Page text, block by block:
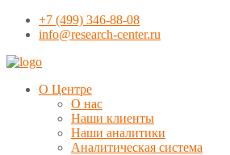
+7 (499) 346-88-08
info@research-center.ru
О Центре
О нас
Наши клиенты
Наши аналитики
Аналитическая система